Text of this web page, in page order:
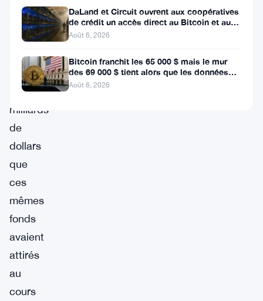
une
grande
partie
des
3,4
milliards
de
dollars
que
ces
mêmes
fonds
avaient
attirés
au
cours
DaLand et Circuit ouvrent aux coopératives
de crédit un accès direct au Bitcoin et aux
actifs numériques
Août 6, 2026
Bitcoin franchit les 65 000 $ mais le mur
des 69 000 $ tient alors que les données
sur l’emploi se profilent
Août 6, 2026